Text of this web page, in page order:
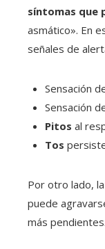
síntomas que
asmático». En
señales de
Sensación
Sensación
Pitos al
Tos
Por otro lado,
puede
más pendientes.